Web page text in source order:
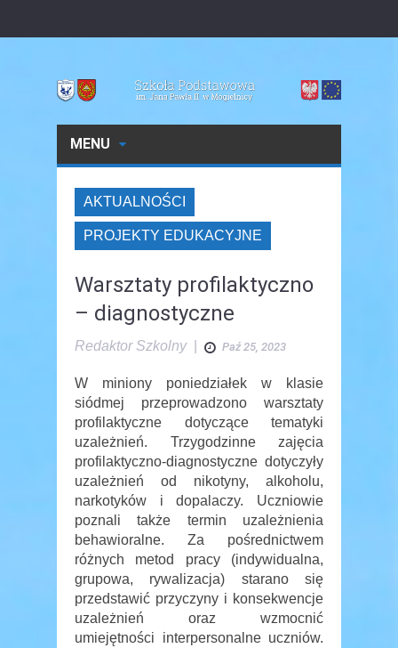
MENU
AKTUALNOŚCI
PROJEKTY EDUKACYJNE
Warsztaty profilaktyczno
– diagnostyczne
Redaktor Szkolny| Paź 25, 2023
W miniony poniedziałek w klasie
siódmej przeprowadzono warsztaty
profilaktyczne dotyczące tematyki
uzależnień. Trzygodzinne zajęcia
profilaktyczno-diagnostyczne dotyczyły
uzależnień od nikotyny, alkoholu,
narkotyków i dopalaczy. Uczniowie
poznali także termin uzależnienia
behawioralne. Za pośrednictwem
różnych metod pracy (indywidualna,
grupowa, rywalizacja) starano się
przedstawić przyczyny i konsekwencje
uzależnień oraz wzmocnić
umiejętności interpersonalne uczniów.